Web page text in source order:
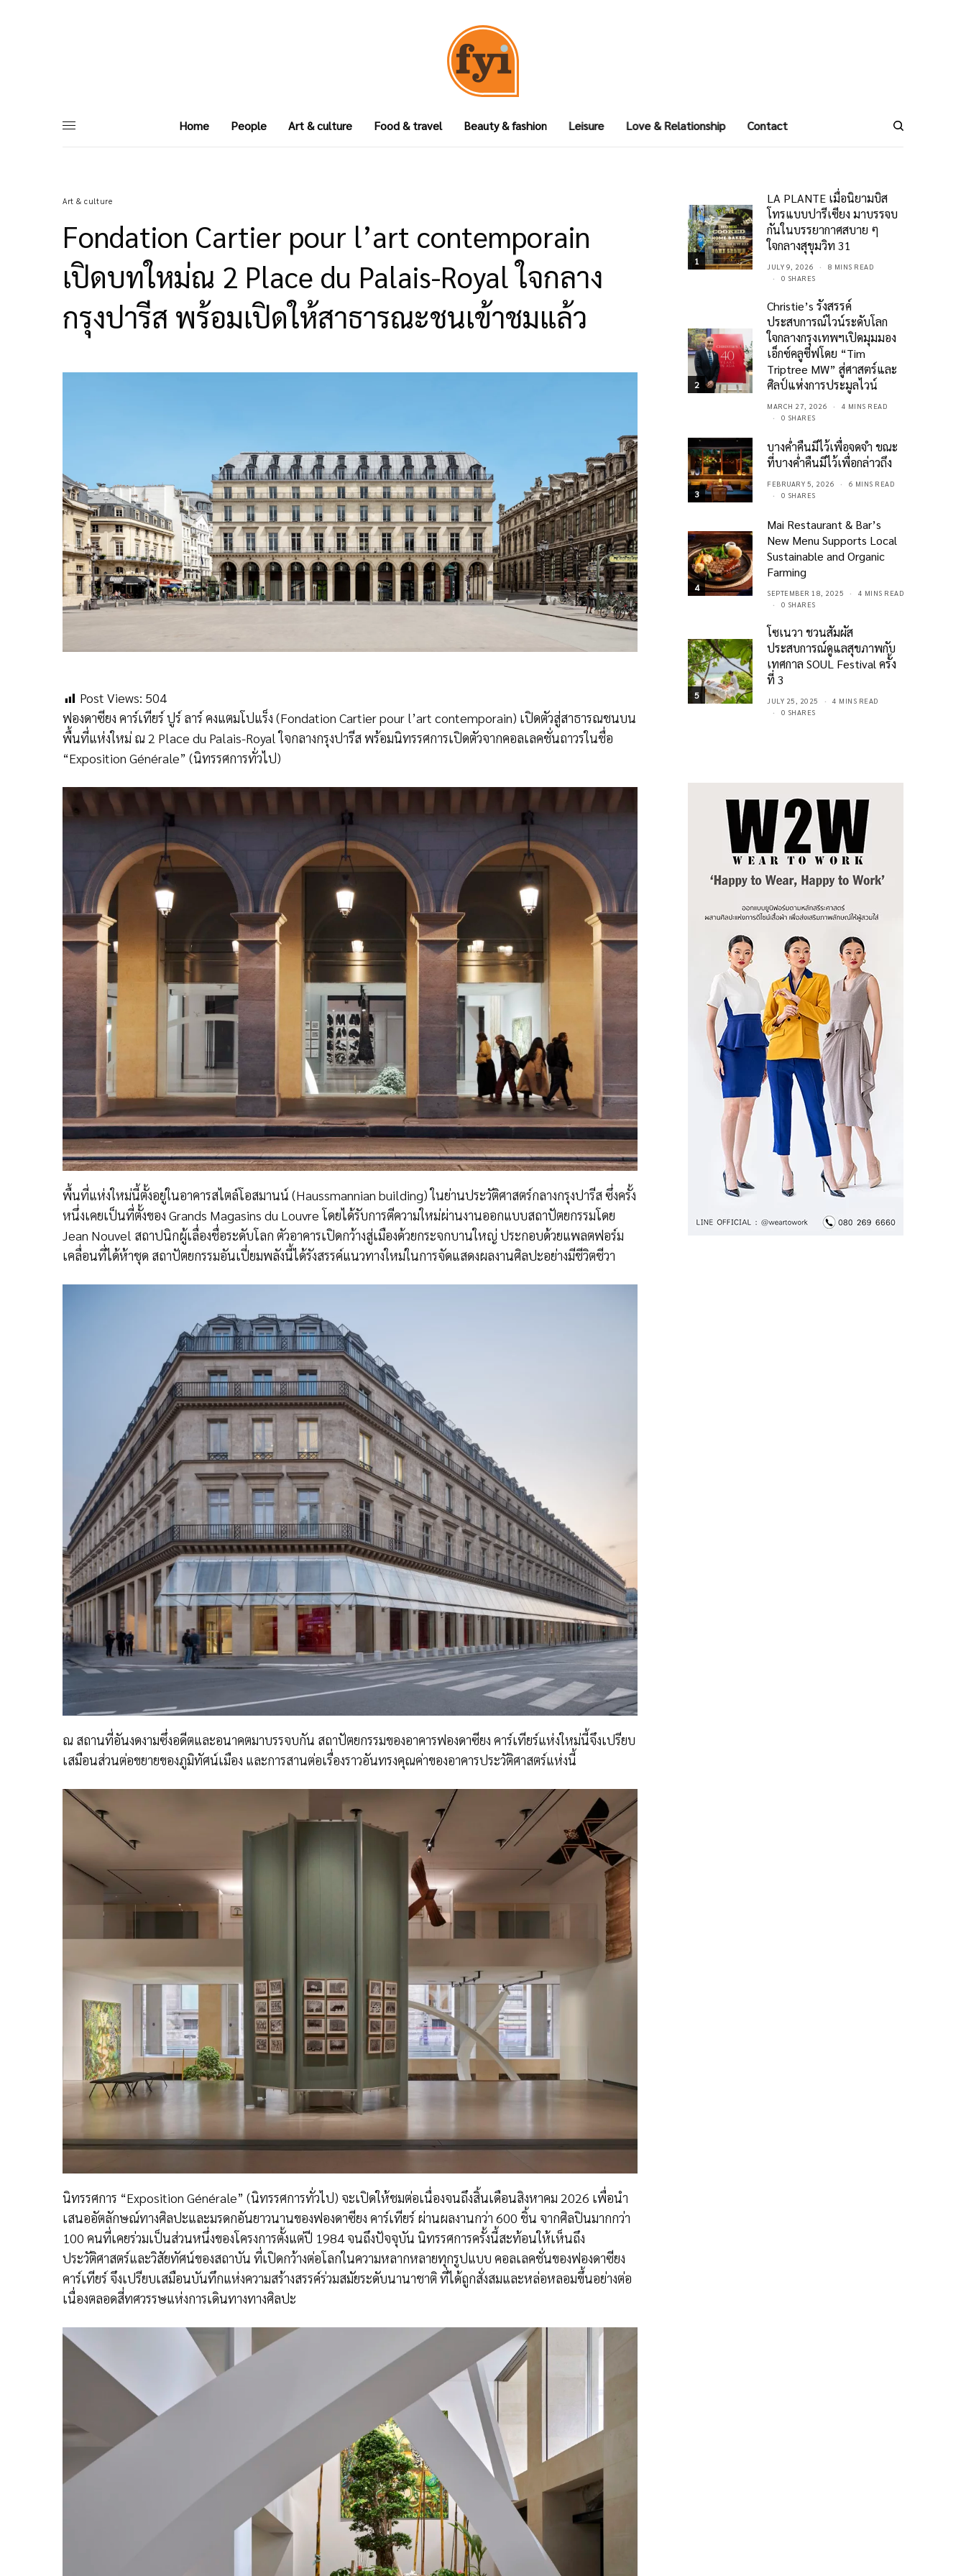
Home People Art & culture Food & travel Beauty & fashion Leisure Love & Relationship Contact
Art & culture
Fondation Cartier pour l’art contemporain
เปิดบทใหม่ณ 2 Place du Palais-Royal ใจกลาง
กรุงปารีส พร้อมเปิดให้สาธารณะชนเข้าชมแล้ว
Post Views: 504
ฟองดาซียง คาร์เทียร์ ปูร์ ลาร์ คงแตมโปแร็ง (Fondation Cartier pour l’art contemporain) เปิดตัวสู่สาธารณชนบน
พื้นที่แห่งใหม่ ณ 2 Place du Palais-Royal ใจกลางกรุงปารีส พร้อมนิทรรศการเปิดตัวจากคอลเลคชั่นถาวรในชื่อ
“Exposition Générale” (นิทรรศการทั่วไป)
พื้นที่แห่งใหม่นี้ตั้งอยู่ในอาคารสไตล์โอสมานน์ (Haussmannian building) ในย่านประวัติศาสตร์กลางกรุงปารีส ซึ่งครั้ง
หนึ่งเคยเป็นที่ตั้งของ Grands Magasins du Louvre โดยได้รับการตีความใหม่ผ่านงานออกแบบสถาปัตยกรรมโดย
Jean Nouvel สถาปนิกผู้เลื่องชื่อระดับโลก ตัวอาคารเปิดกว้างสู่เมืองด้วยกระจกบานใหญ่ ประกอบด้วยแพลตฟอร์ม
เคลื่อนที่ได้ห้าชุด สถาปัตยกรรมอันเปี่ยมพลังนี้ได้รังสรรค์แนวทางใหม่ในการจัดแสดงผลงานศิลปะอย่างมีชีวิตชีวา
ณ สถานที่อันงดงามซึ่งอดีตและอนาคตมาบรรจบกัน สถาปัตยกรรมของอาคารฟองดาซียง คาร์เทียร์แห่งใหม่นี้จึงเปรียบ
เสมือนส่วนต่อขยายของภูมิทัศน์เมือง และการสานต่อเรื่องราวอันทรงคุณค่าของอาคารประวัติศาสตร์แห่งนี้
นิทรรศการ “Exposition Générale” (นิทรรศการทั่วไป) จะเปิดให้ชมต่อเนื่องจนถึงสิ้นเดือนสิงหาคม 2026 เพื่อนำ
เสนออัตลักษณ์ทางศิลปะและมรดกอันยาวนานของฟองดาซียง คาร์เทียร์ ผ่านผลงานกว่า 600 ชิ้น จากศิลปินมากกว่า
100 คนที่เคยร่วมเป็นส่วนหนึ่งของโครงการตั้งแต่ปี 1984 จนถึงปัจจุบัน นิทรรศการครั้งนี้สะท้อนให้เห็นถึง
ประวัติศาสตร์และวิสัยทัศน์ของสถาบัน ที่เปิดกว้างต่อโลกในความหลากหลายทุกรูปแบบ คอลเลคชั่นของฟองดาซียง
คาร์เทียร์ จึงเปรียบเสมือนบันทึกแห่งความสร้างสรรค์ร่วมสมัยระดับนานาชาติ ที่ได้ถูกสั่งสมและหล่อหลอมขึ้นอย่างต่อ
เนื่องตลอดสี่ทศวรรษแห่งการเดินทางทางศิลปะ
1
LA PLANTE เมื่อนิยามบิส
โทรแบบปารีเซียง มาบรรจบ
กันในบรรยากาศสบาย ๆ
ใจกลางสุขุมวิท 31
JULY 9, 2026
8 MINS READ
0 SHARES
2
Christie’s รังสรรค์
ประสบการณ์ไวน์ระดับโลก
ใจกลางกรุงเทพฯเปิดมุมมอง
เอ็กซ์คลูซีฟโดย “Tim
Triptree MW” สู่ศาสตร์และ
ศิลป์แห่งการประมูลไวน์
MARCH 27, 2026
4 MINS READ
0 SHARES
3
บางค่ำคืนมีไว้เพื่อจดจำ ขณะ
ที่บางค่ำคืนมีไว้เพื่อกล่าวถึง
FEBRUARY 5, 2026
6 MINS READ
0 SHARES
4
Mai Restaurant & Bar’s
New Menu Supports Local
Sustainable and Organic
Farming
SEPTEMBER 18, 2025
4 MINS READ
0 SHARES
5
โซเนวา ชวนสัมผัส
ประสบการณ์ดูแลสุขภาพกับ
เทศกาล SOUL Festival ครั้ง
ที่ 3
JULY 25, 2025
4 MINS READ
0 SHARES